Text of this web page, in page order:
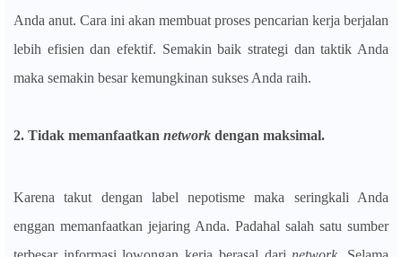
Anda anut. Cara ini akan membuat proses pencarian kerja berjalan
lebih efisien dan efektif. Semakin baik strategi dan taktik Anda
maka semakin besar kemungkinan sukses Anda raih.
2. Tidak memanfaatkan network dengan maksimal.
Karena takut dengan label nepotisme maka seringkali Anda
enggan memanfaatkan jejaring Anda. Padahal salah satu sumber